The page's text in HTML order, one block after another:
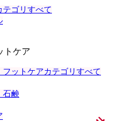
テゴリすべて
トケア
ットケアカテゴリすべて
石鹸